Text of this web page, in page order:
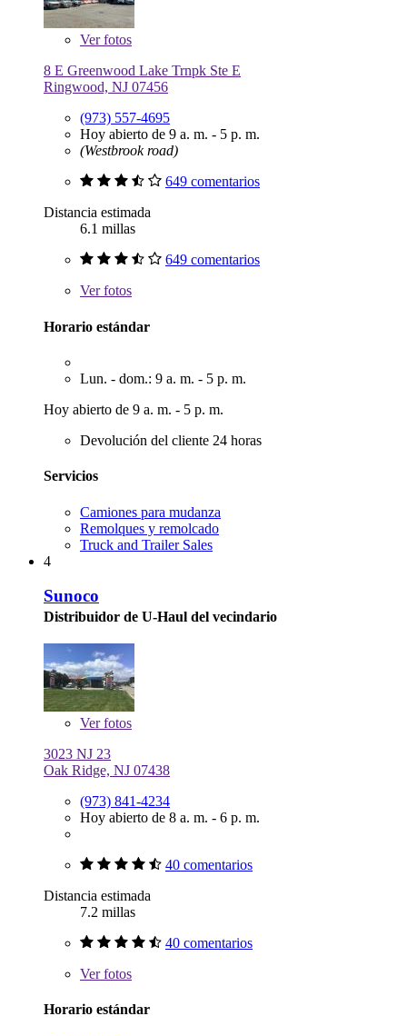
Verfotos
8 E Greenwood Lake Trnpk Ste E
Ringwood, NJ 07456
(973) 557-4695
Hoy abierto de 9 a. m. - 5 p. m.
(Westbrook road)
649 comentarios
Distancia estimada
6.1 millas
649 comentarios
Verfotos
Horario estándar
Lun. - dom.: 9 a. m. - 5 p. m.
Hoy abierto de 9 a. m. - 5 p. m.
Devolución del cliente 24 horas
Servicios
Camiones para mudanza
Remolques y remolcado
Truck and Trailer Sales
4
Sunoco
Distribuidor de U-Haul del vecindario
Verfotos
3023 NJ 23
Oak Ridge, NJ 07438
(973) 841-4234
Hoy abierto de 8 a. m. - 6 p. m.
40 comentarios
Distancia estimada
7.2 millas
40 comentarios
Verfotos
Horario estándar